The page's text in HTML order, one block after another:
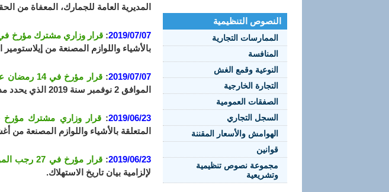
النصوص التنظيمية
الممارسات التجارية
المنافسة
النوعية وقمع الغش
التجارة الخارجية
الصفقات العمومية
السجل التجاري
الهوامش والأسعار المقننة
قوانين
مجموعة نصوص تنظيمية
وتشريعية
المديرية العامة للجمارك، المعفاة من
2019/07/07
: قرار وزاري مشترك مؤرخ في 29 جمادى الثانية عام 1440 الموافق 6 مارس سنة
بالأشياء واللوازم المصنعة من
2019/07/07
: قرار مؤرخ في 14 رمضان عام 1440 الموافق 19 مايو سنة 2019
الموافق 2 نوفمبر سنة 2019 الذي يحدد مدة صلاحيات مستخرج السجل التجاري الممنوح لممارسة بعض الأنشطة.
2019/06/23
: قرار وزاري مشترك مؤرخ في 9 جمادى الأولى عام 1440 الموافق 16
المتعلقة بالأشياء واللوازم المصنعة من
2019/06/23
: قرار مؤرخ في 27 رجب الموافق 3 أبريل سنة 2019
لإلزامية بيان تاريخ الاستهلاك.